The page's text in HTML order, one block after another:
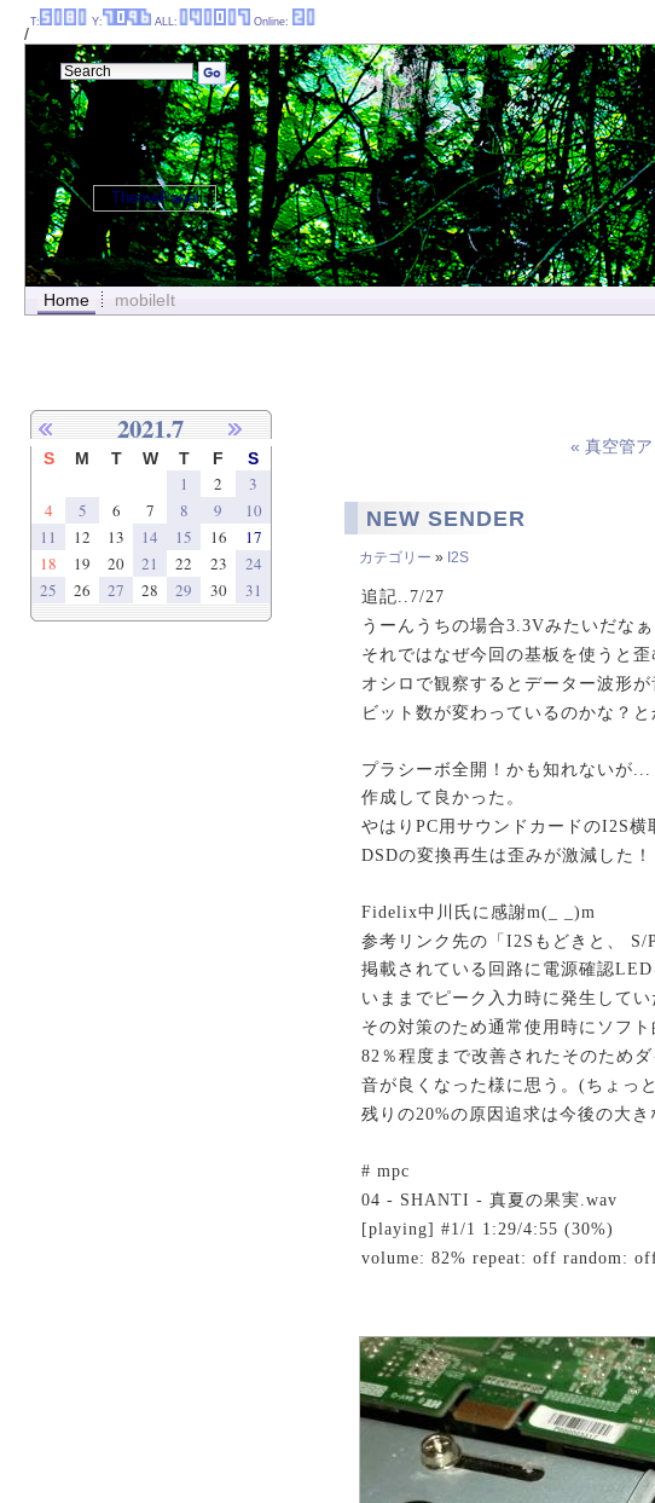
/
Home mobileIt
« 真空管
NEW SENDER
カテゴリー » I2S
追記..7/27
うーんうちの場合3.3Vみたいだなぁ
それではなぜ今回の基板を使うと
オシロで観察するとデーター波形
ビット数が変わっているのかな？と
プラシーボ全開！かも知れないが...
作成して良かった。
やはりPC用サウンドカードのI2S横
DSDの変換再生は歪みが激減した！
Fidelix中川氏に感謝m(_ _)m
参考リンク先の「I2Sもどきと、 S/
掲載されている回路に電源確認
いままでピーク入力時に発生して
その対策のため通常使用時にソフ
82％程度まで改善されたそのため
音が良くなった様に思う。(ちょっ
残りの20%の原因追求は今後の大き
# mpc
04 - SHANTI - 真夏の果実.wav
[playing] #1/1 1:29/4:55 (30%)
volume: 82% repeat: off random:
2021.7
S M T W T F S
1 2
3
4
5 6 7 8 9
10
11
12 13 14 15 16
17
18
19 20 21 22 23
24
25
26 27 28 29 30 31
T: Y: ALL: Online:
ThemePanel